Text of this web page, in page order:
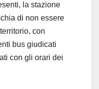
la stazione
di non essere
con
bus giudicati
con gli orari dei